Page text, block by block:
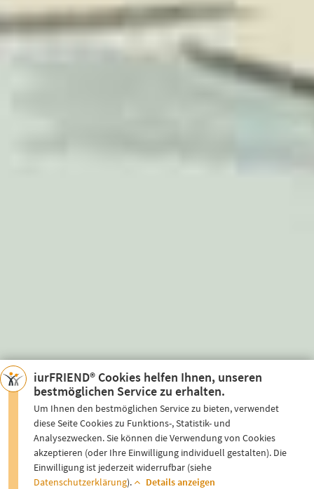
iurFRIEND® Cookies helfen Ihnen, unseren
bestmöglichen Service zu erhalten.
Um Ihnen den bestmöglichen Service zu bieten, verwendet
diese Seite Cookies zu Funktions-, Statistik- und
Analysezwecken. Sie können die Verwendung von Cookies
akzeptieren (oder Ihre Einwilligung individuell gestalten). Die
Einwilligung ist jederzeit widerrufbar (siehe
Datenschutzerklärung). Details anzeigen